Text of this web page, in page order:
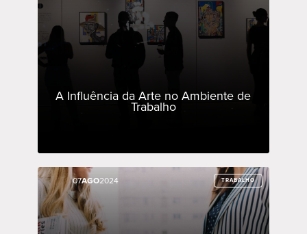
A Influência da Arte no Ambiente de
Trabalho
07AGO2024 TRABALHO
07AGO2024 TRABALHO